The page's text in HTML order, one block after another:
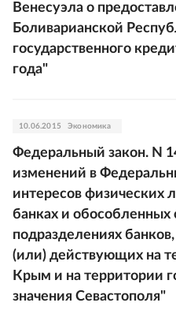
Венесуэла о
Боливарианской
государственного
года"
10.06.2015 Экономика
Федеральный закон. N
изменений в
интересов
банках и обособленных
подразделениях
(или) действующих на
Крым и на территории
значения Севастополя"